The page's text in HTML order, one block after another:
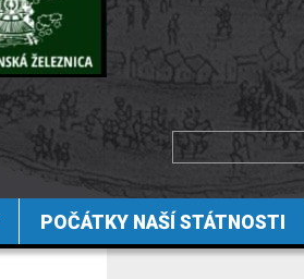
POČÁTKY NAŠÍ STÁTNOSTI